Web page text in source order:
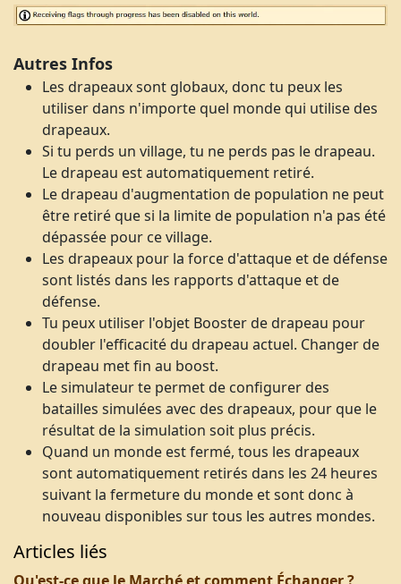
Autres Infos
Les drapeaux sont globaux, donc tu peux les
utiliser dans n'importe quel monde qui utilise des
drapeaux.
Si tu perds un village, tu ne perds pas le drapeau.
Le drapeau est automatiquement retiré.
Le drapeau d'augmentation de population ne peut
être retiré que si la limite de population n'a pas été
dépassée pour ce village.
Les drapeaux pour la force d'attaque et de défense
sont listés dans les rapports d'attaque et de
défense.
Tu peux utiliser l'objet Booster de drapeau pour
doubler l'efficacité du drapeau actuel. Changer de
drapeau met fin au boost.
Le simulateur te permet de configurer des
batailles simulées avec des drapeaux, pour que le
résultat de la simulation soit plus précis.
Quand un monde est fermé, tous les drapeaux
sont automatiquement retirés dans les 24 heures
suivant la fermeture du monde et sont donc à
nouveau disponibles sur tous les autres mondes.
Articles liés